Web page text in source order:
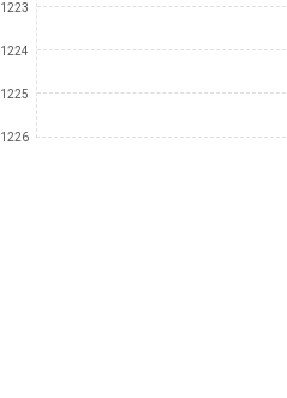
1223
1224
1225
1226